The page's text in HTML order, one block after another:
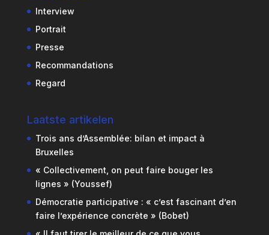
Interview
Portrait
Presse
Recommandations
Regard
Laatste artikelen
Trois ans d’Assemblée: bilan et impact à
Bruxelles
« Collectivement, on peut faire bouger les
lignes » (Youssef)
Démocratie participative : « c’est fascinant d’en
faire l’expérience concrète » (Bobet)